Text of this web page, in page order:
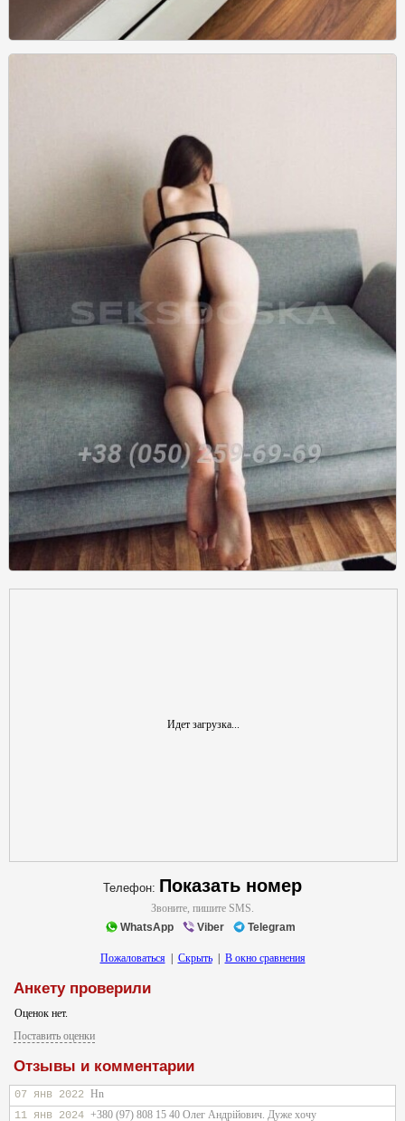
Идет загрузка...
Телефон: Показать номер
Звоните, пишите SMS.
WhatsApp
Viber Telegram
Пожаловаться| Скрыть| В окно сравнения
Анкету проверили
Оценок нет.
Поставить оценки
Отзывы и комментарии
07 янв 2022 Hn
11 янв 2024 +380 (97) 808 15 40 Олег Андрійович. Дуже хочу